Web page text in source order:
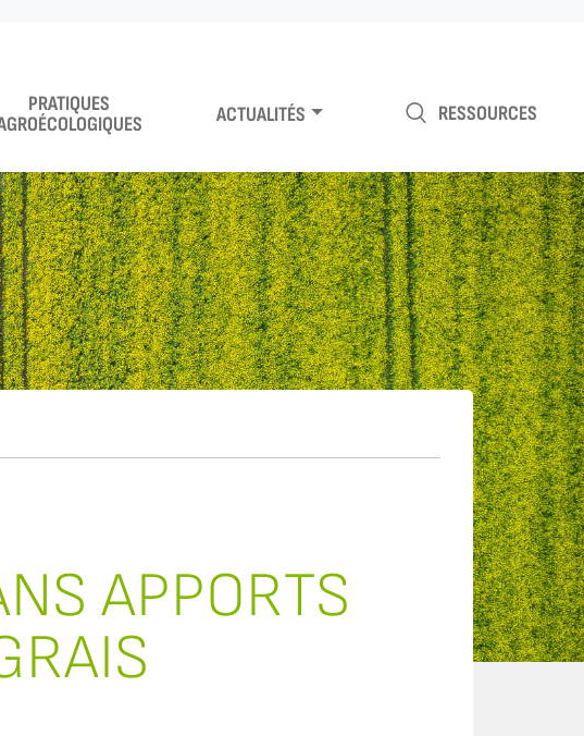
PRATIQUES
ACTUALITÉS RESSOURCES
APPORTS